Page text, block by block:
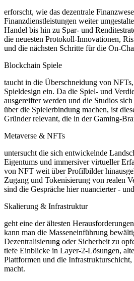
erforscht, wie das dezentrale
Finanzdienstleistungen weiter
Handel bis hin zu Spar- und
die neuesten Protokoll-Innovationen,
und die nächsten Schritte für die On-
Blockchain Spiele
taucht in die Überschneidung von
Spieldesign ein. Da die Spiel- und
ausgereifter werden und die Studios
über die Spielerbindung machen, ist
Gründer relevant, die in der Gaming-
Metaverse & NFTs
untersucht die sich entwickelnde
Eigentums und immersiver virtueller
von NFT weit über Profilbilder
Zugang und Tokenisierung von realen
sind die Gespräche hier nuancierter -
Skalierung & Infrastruktur
geht eine der ältesten
kann man die Masseneinführung
Dezentralisierung oder Sicherheit zu
tiefe Einblicke in Layer-2-Lösungen,
Plattformen und die Infrastrukturschicht,
macht.